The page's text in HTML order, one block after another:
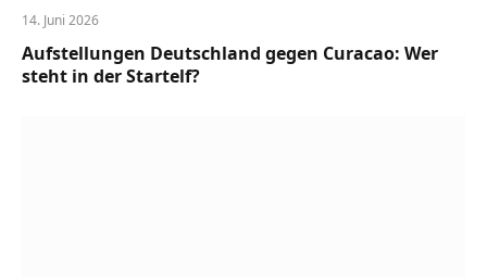
14. Juni 2026
Aufstellungen Deutschland gegen Curacao: Wer
steht in der Startelf?